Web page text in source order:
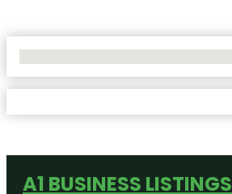
A1 BUSINESS LISTINGS